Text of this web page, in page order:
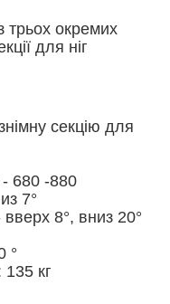
трьох окремих
для ніг
секцію для
- 680 -880
7°
вверх 8°, вниз 20°
°
кг